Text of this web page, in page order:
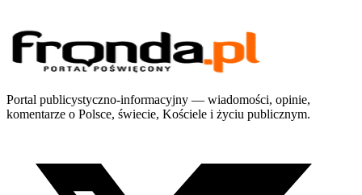
Portal publicystyczno-informacyjny — wiadomości, opinie,
komentarze o Polsce, świecie, Kościele i życiu publicznym.